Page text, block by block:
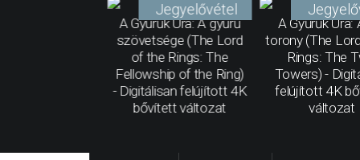
A Gyűrűk Ura: A gyűrű
szövetsége (The Lord
of the Rings: The
Fellowship of the Ring)
- Digitálisan felújított 4K
bővített változat
Jegyelővétel
A Gyűrűk Ura:
torony (The
Rings: The
Towers) -
felújított 4K
változat